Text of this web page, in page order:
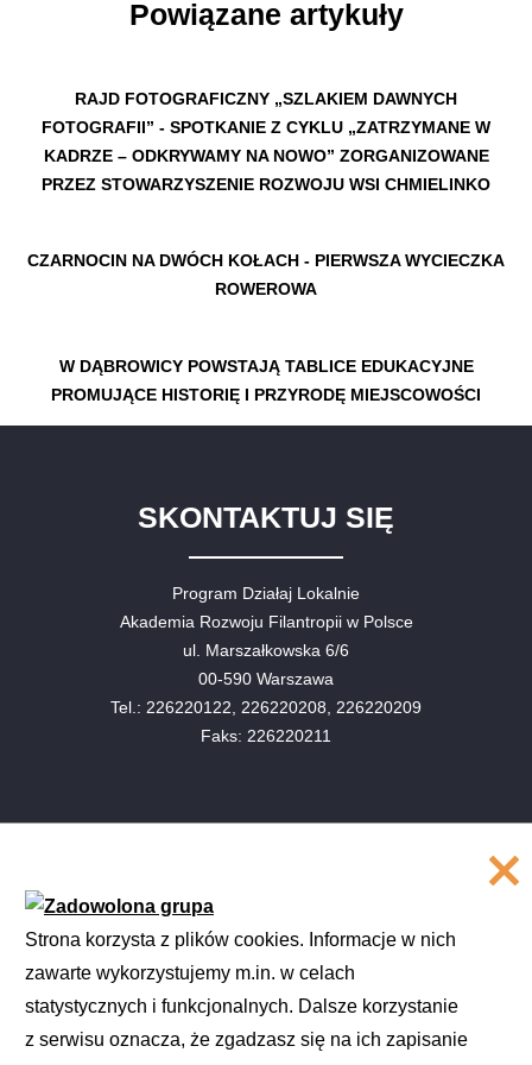
Powiązane artykuły
RAJD FOTOGRAFICZNY „SZLAKIEM DAWNYCH
FOTOGRAFII” - SPOTKANIE Z CYKLU „ZATRZYMANE W
KADRZE – ODKRYWAMY NA NOWO” ZORGANIZOWANE
PRZEZ STOWARZYSZENIE ROZWOJU WSI CHMIELINKO
CZARNOCIN NA DWÓCH KOŁACH - PIERWSZA WYCIECZKA
ROWEROWA
W DĄBROWICY POWSTAJĄ TABLICE EDUKACYJNE
PROMUJĄCE HISTORIĘ I PRZYRODĘ MIEJSCOWOŚCI
SKONTAKTUJ SIĘ
Program Działaj Lokalnie
Akademia Rozwoju Filantropii w Polsce
ul. Marszałkowska 6/6
00-590 Warszawa
Tel.: 226220122, 226220208, 226220209
Faks: 226220211
Akademia Rozwoju Filantropii w Polsce
2016
Projekt i realizacja
Strona korzysta z plików cookies. Informacje w nich
zawarte wykorzystujemy m.in. w celach
statystycznych i funkcjonalnych. Dalsze korzystanie
z serwisu oznacza, że zgadzasz się na ich zapisanie